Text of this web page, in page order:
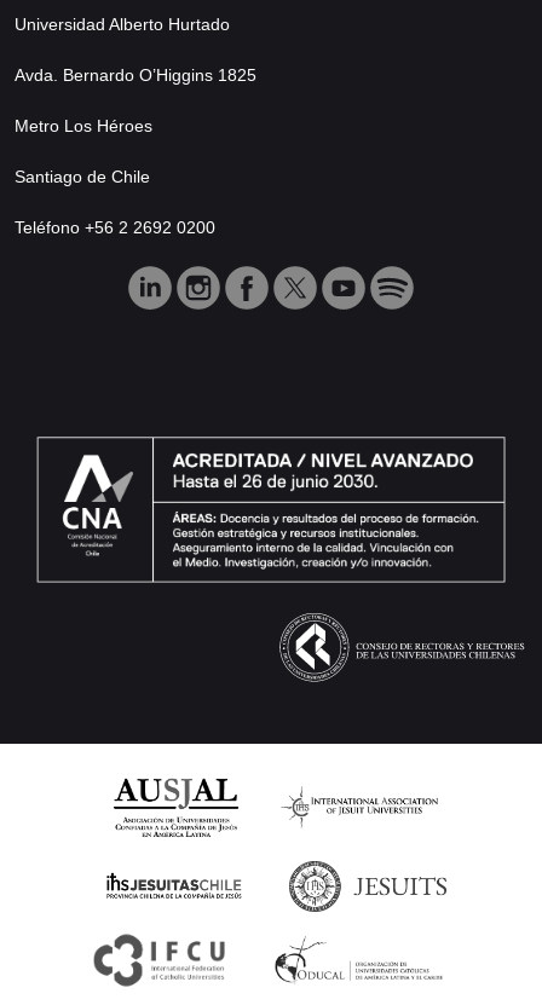
Universidad Alberto Hurtado
Avda. Bernardo O’Higgins 1825
Metro Los Héroes
Santiago de Chile
Teléfono +56 2 2692 0200